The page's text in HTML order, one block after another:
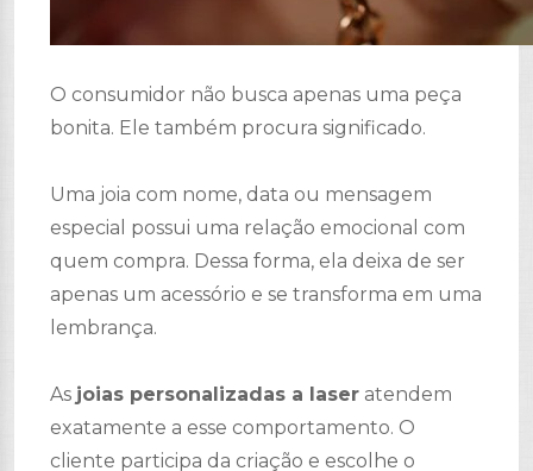
O consumidor não busca apenas uma peça
bonita. Ele também procura significado.
Uma joia com nome, data ou mensagem
especial possui uma relação emocional com
quem compra. Dessa forma, ela deixa de ser
apenas um acessório e se transforma em uma
lembrança.
As joias personalizadas a laser atendem
exatamente a esse comportamento. O
cliente participa da criação e escolhe o